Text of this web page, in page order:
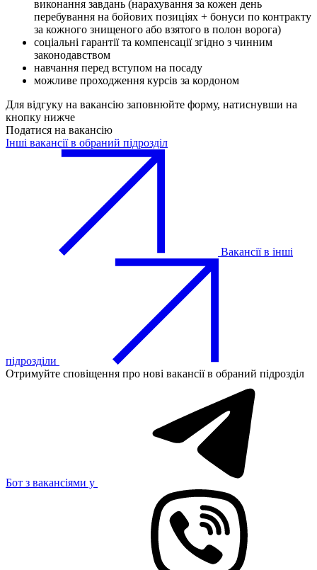
виконання завдань (нарахування за кожен день
перебування на бойових позиціях + бонуси по контракту
за кожного знищеного або взятого в полон ворога)
соціальні гарантії та компенсації згідно з чинним
законодавством
навчання перед вступом на посаду
можливе проходження курсів за кордоном
Для відгуку на вакансію заповнюйте форму, натиснувши на
кнопку нижче
Податися на вакансію
Інші вакансії в обраний підрозділ
Вакансії в інші
підрозділи
Отримуйте сповіщення про нові вакансії в обраний підрозділ
Бот з вакансіями у